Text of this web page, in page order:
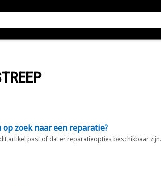
zoek naar een reparatie?
artikel past of dat er reparatieopties beschikbaar zijn.